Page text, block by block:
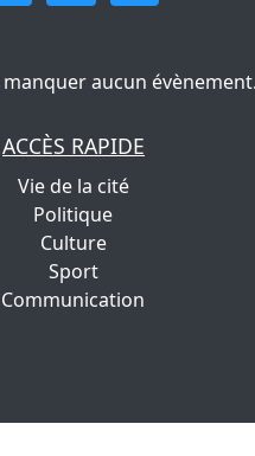
aucun évènement.
ACCÈS RAPIDE
Vie de la cité
Politique
Culture
Sport
Communication